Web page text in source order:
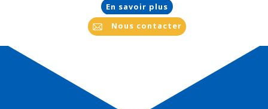
En savoir plus
Nous contacter